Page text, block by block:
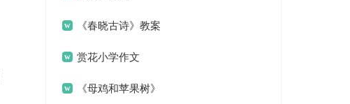
《春晓古诗》教案
赏花小学作文
《母鸡和苹果树》